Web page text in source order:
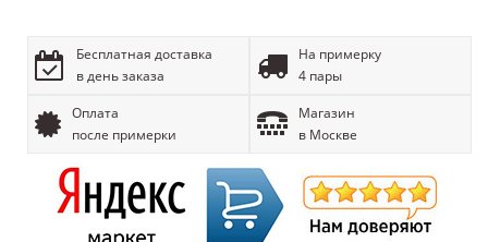
Бесплатная доставка
в день заказа
На примерку
4 пары
Оплата
после примерки
Магазин
в Москве